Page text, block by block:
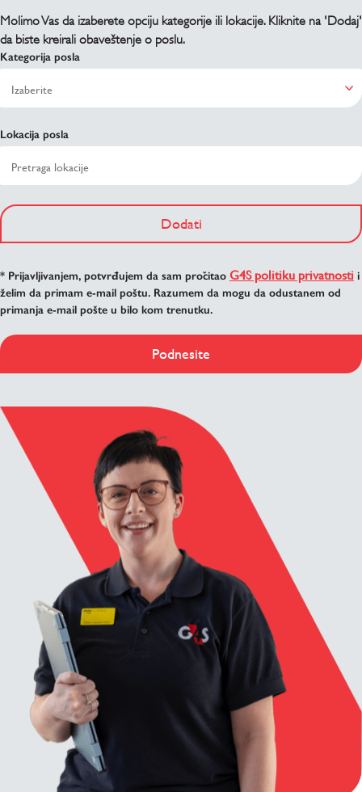
Molimo Vas da izaberete opciju kategorije ili lokacije. Kliknite na 'Dodaj'
da biste kreirali obaveštenje o poslu.
Kategorija posla
Lokacija posla
Dodati
* Prijavljivanjem, potvrđujem da sam pročitao G4S politiku privatnosti i
želim da primam e-mail poštu. Razumem da mogu da odustanem od
primanja e-mail pošte u bilo kom trenutku.
Podnesite